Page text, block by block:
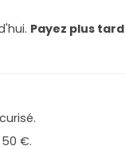
Payez plus tard
€.